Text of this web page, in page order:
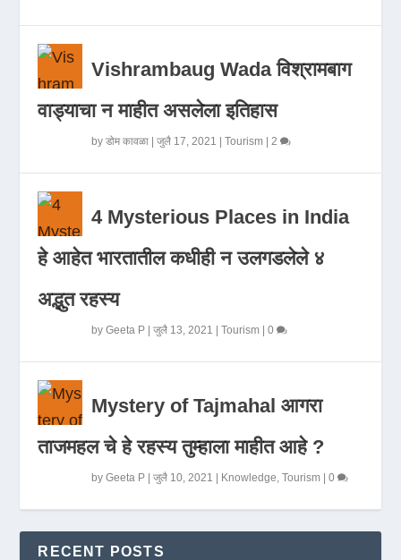
Vishrambaug Wada विश्रामबाग
वाड्याचा न माहीत असलेला इतिहास
byडोम कावळा |जुलै 17, 2021 |Tourism | 2
4 Mysterious Places in India
हे आहेत भारतातील कधीही न उलगडलेले ४
अद्भुत रहस्य
byGeeta P |जुलै 13, 2021 |Tourism |0
Mystery of Tajmahal आगरा
ताजमहल चे हे रहस्य तुम्हाला माहीत आहे ?
byGeeta P |जुलै 10, 2021 | Knowledge ,Tourism |0
RECENT POSTS